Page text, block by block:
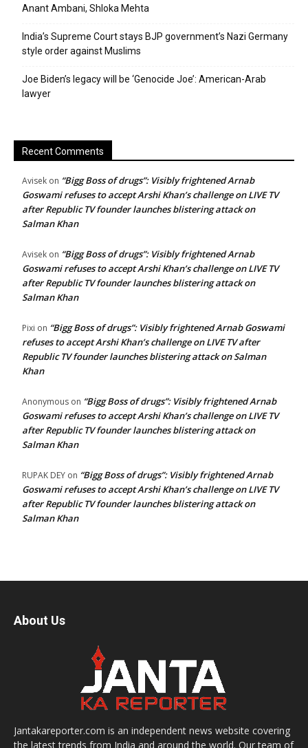
Anant Ambani, Shloka Mehta
India’s Supreme Court stays BJP government’s Nazi Germany
style order against Muslims
Joe Biden’s legacy will be ‘Genocide Joe’: American-Arab
lawyer
Recent Comments
Avisek on “Bigg Boss of drugs”: Visibly frightened Arnab
Goswami refuses to accept Arshi Khan’s challenge on LIVE TV
after Republic TV founder launches blistering attack on
Salman Khan
Avisek on “Bigg Boss of drugs”: Visibly frightened Arnab
Goswami refuses to accept Arshi Khan’s challenge on LIVE TV
after Republic TV founder launches blistering attack on
Salman Khan
Pixi on “Bigg Boss of drugs”: Visibly frightened Arnab Goswami
refuses to accept Arshi Khan’s challenge on LIVE TV after
Republic TV founder launches blistering attack on Salman
Khan
Anonymous on “Bigg Boss of drugs”: Visibly frightened Arnab
Goswami refuses to accept Arshi Khan’s challenge on LIVE TV
after Republic TV founder launches blistering attack on
Salman Khan
RUPAK DEY on “Bigg Boss of drugs”: Visibly frightened Arnab
Goswami refuses to accept Arshi Khan’s challenge on LIVE TV
after Republic TV founder launches blistering attack on
Salman Khan
About Us
Jantakareporter.com is an independent news website covering
the latest trends from India and around the world. Our team of